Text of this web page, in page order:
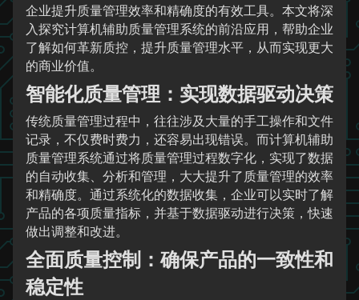
企业提升质量管理效率和精确度的有效工具。本文将深
入探究计算机辅助质量管理系统的前沿应用，帮助企业
了解如何革新质控，提升质量管理水平，从而实现更大
的商业价值。
智能化质量管理：实现数据驱动决策
传统质量管理过程中，往往涉及大量的手工操作和文件
记录，不仅费时费力，还容易出现错误。而计算机辅助
质量管理系统通过将质量管理过程数字化，实现了数据
的自动收集、分析和管理，大大提升了质量管理的效率
和精确度。通过系统化的数据收集，企业可以实时了解
产品的各项质量指标，并基于数据驱动进行决策，快速
做出调整和改进。
全面质量控制：确保产品的一致性和
稳定性